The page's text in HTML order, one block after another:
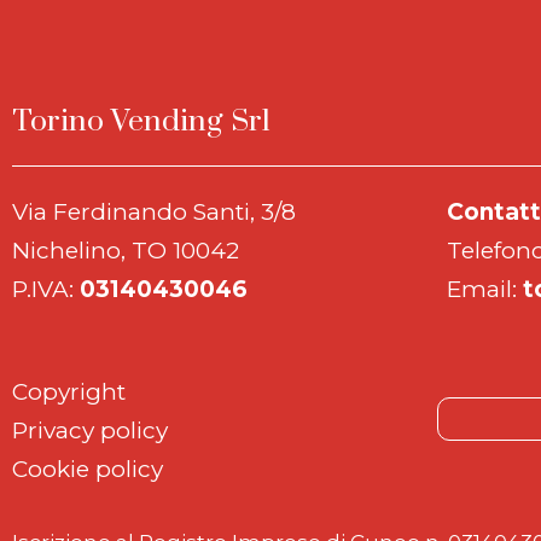
Torino Vending Srl
Via Ferdinando Santi, 3/8
Nichelino, TO 10042
P.IVA: 03140430046
Email:
Copyright
Privacy policy
Cookie policy